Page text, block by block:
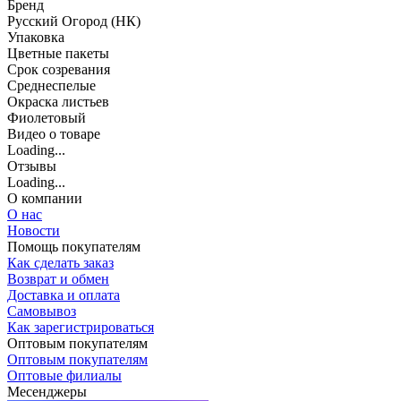
Бренд
Русский Огород (НК)
Упаковка
Цветные пакеты
Срок созревания
Среднеспелые
Окраска листьев
Фиолетовый
Видео о товаре
Loading...
Отзывы
Loading...
О компании
О нас
Новости
Помощь покупателям
Как сделать заказ
Возврат и обмен
Доставка и оплата
Самовывоз
Как зарегистрироваться
Оптовым покупателям
Оптовым покупателям
Оптовые филиалы
Месенджеры